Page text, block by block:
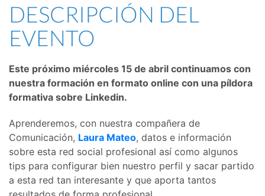
DESCRIPCIÓN DEL
EVENTO
Este próximo miércoles 15 de abril continuamos con
nuestra formación en formato online con una píldora
formativa sobre Linkedin.
Aprenderemos, con nuestra compañera de
Comunicación, Laura Mateo, datos e información
sobre esta red social profesional así como algunos
tips para configurar bien nuestro perfil y sacar partido
a esta red tan interesante y que aporta tantos